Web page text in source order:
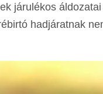
járulékos
hadjáratnak